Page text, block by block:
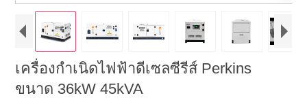
เครื่องกำเนิดไฟฟ้าดีเซลซีรีส์ Perkins
ขนาด 36kW 45kVA